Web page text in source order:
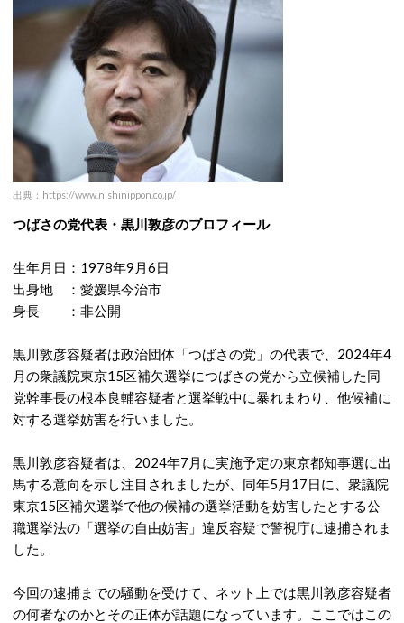
出典：https://www.nishinippon.co.jp/
つばさの党代表・黒川敦彦のプロフィール
生年月日：1978年9月6日
出身地 ：愛媛県今治市
身長 ：非公開
黒川敦彦容疑者は政治団体「つばさの党」の代表で、2024年4
月の衆議院東京15区補欠選挙につばさの党から立候補した同
党幹事長の根本良輔容疑者と選挙戦中に暴れまわり、他候補に
対する選挙妨害を行いました。
黒川敦彦容疑者は、2024年7月に実施予定の東京都知事選に出
馬する意向を示し注目されましたが、同年5月17日に、衆議院
東京15区補欠選挙で他の候補の選挙活動を妨害したとする公
職選挙法の「選挙の自由妨害」違反容疑で警視庁に逮捕されま
した。
今回の逮捕までの騒動を受けて、ネット上では黒川敦彦容疑者
の何者なのかとその正体が話題になっています。ここではこの